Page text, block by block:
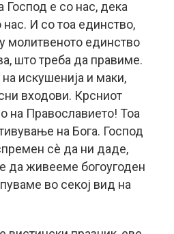
е со нас, дека
нас. И со тоа единство,
молитвеното единство
што треба да правиме.
искушенија и маки,
входови. Крсниот
на Православието! Тоа
на Бога. Господ
сè да ни даде,
да живееме богоугоден
во секој вид на